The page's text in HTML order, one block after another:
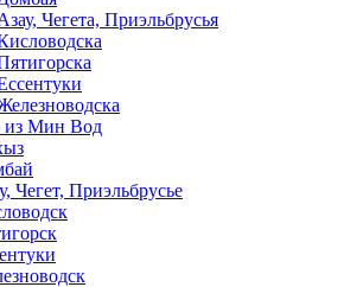
Чегета, Приэльбрусья
из Мин Вод
Чегет, Приэльбрусье